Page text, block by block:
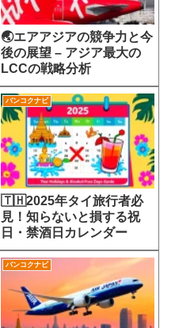
🌏エアアジアの競争力と今
後の展望 – アジア最大の
LCCの戦略分析
バンコクナビ
🇹🇭2025年タイ旅行者必
見！知らないと損する祝
日・禁酒日カレンダー
バンコクナビ